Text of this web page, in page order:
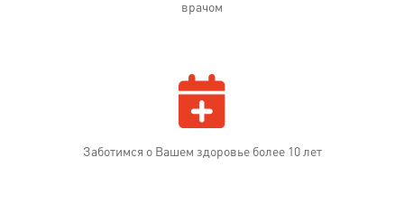
врачом
Заботимся о Вашем здоровье более 10 лет